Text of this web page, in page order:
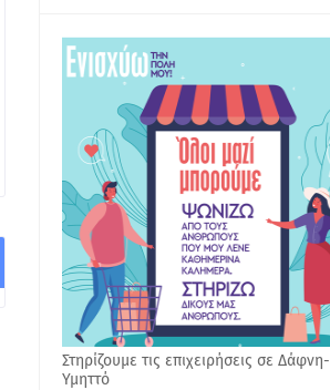
Στηρίζουμε τις επιχειρήσεις σε Δάφνη-
Υμηττό